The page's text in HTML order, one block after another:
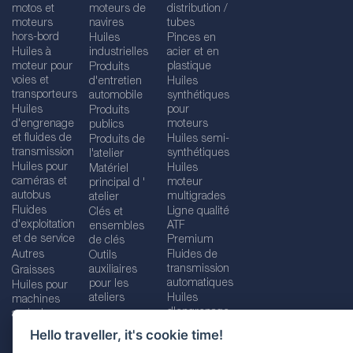
Hello traveller, it's cookie time!
motos et
moteurs
hors-bord
Huiles à
moteur pour
voies et
transporteurs
Huiles
d'engrenage
et fluides de
transmission
Huiles pour
caméras et
autobus
Fluides
d'exploitation
et de service
Autres
Graisses
Huiles pour
machines
agricoles
moteurs de
navires
Huiles
industrielles
Produits
d'entretien
automobile
Produits
publics
Produits de
l'atelier
Matériel
principal d '
atelier
Clés et
ensembles
de clés
Outils
auxiliaires
pour les
ateliers
distribution /
tubes
Pinces en
acier et en
plastique
Huiles
synthétiques
pour
moteurs
Huiles semi-
synthétiques
Huiles
moteur
multigrades
Ligne qualité
ATF
Premium
Fluides de
transmission
automatiques
Huiles
d'engrenage